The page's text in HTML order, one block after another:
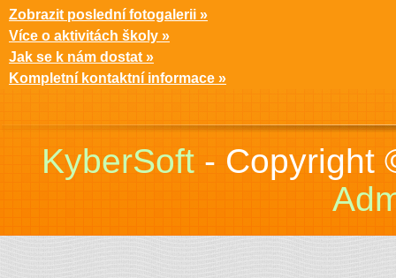
Zobrazit poslední fotogalerii »
Více o aktivitách školy »
Jak se k nám dostat »
Kompletní kontaktní informace »
KyberSoft- Copyright